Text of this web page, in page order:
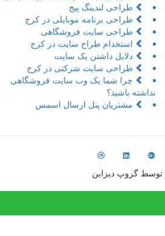
طراحی لندینگ پیج
طراحی برنامه موبایلی در کرج
طراحی سایت فروشگاهی
استخدام طراح سایت در کرج
دلایل داشتن یک سایت
طراحی سایت شرکتی در کرج
چرا شما یک وب سایت فروشگاهی
نداشته باشید؟
مشتریان پنل ارسال اسمس
توسط گروپ دیزاین